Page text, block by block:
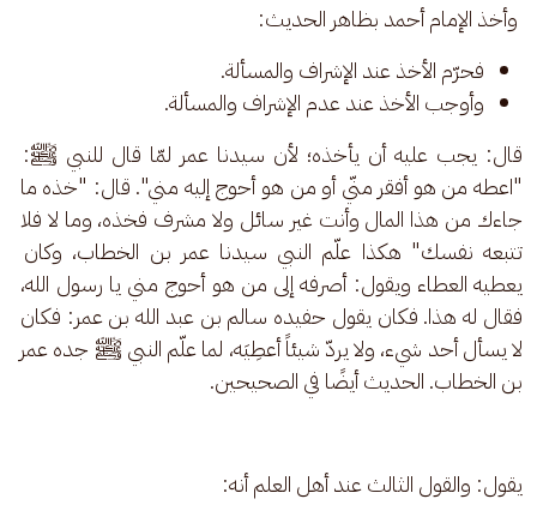
وأخذ الإمام أحمد بظاهر الحديث:
فحرّم الأخذ عند الإشراف والمسألة.
وأوجب الأخذ عند عدم الإشراف والمسألة.
قال: يجب عليه أن يأخذه؛ لأن سيدنا عمر لمّا قال للنبي ﷺ:
"اعطه من هو أفقر منّي أو من هو أحوج إليه مني". قال: "خذه ما
جاءك من هذا المال وأنت غير سائل ولا مشرف فخذه، وما لا فلا
تتبعه نفسك" هكذا علّم النبي سيدنا عمر بن الخطاب، وكان
يعطيه العطاء ويقول: أصرفه إلى من هو أحوج مني يا رسول الله،
فقال له هذا. فكان يقول حفيده سالم بن عبد الله بن عمر: فكان
لا يسأل أحد شيء، ولا يردّ شيئاً أعطِيَه، لما علّم النبي ﷺ جده عمر
بن الخطاب. الحديث أيضًا في الصحيحين.
يقول: والقول الثالث عند أهل العلم أنه: